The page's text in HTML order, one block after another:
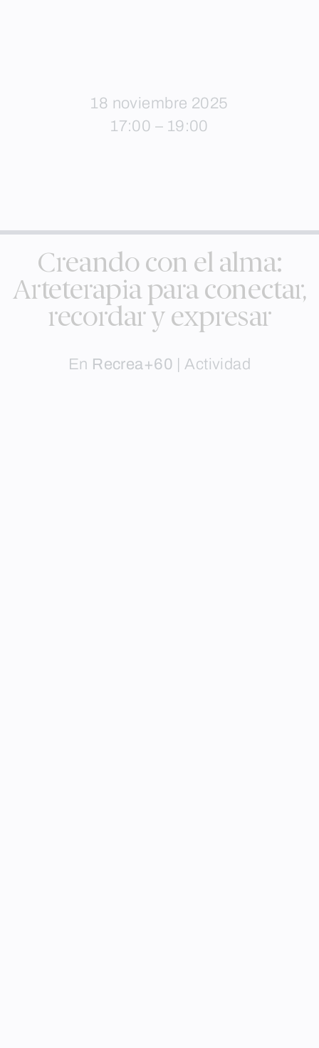
18 noviembre 2025
17:00 – 19:00
Creando con el alma:
Arteterapia para conectar,
recordar y expresar
En Recrea+60 Actividad